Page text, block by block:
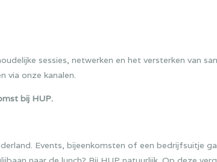
sessies, netwerken en het versterken van
via onze kanalen.
bij HUP.
Events, bijeenkomsten of een bedrijfsuitje